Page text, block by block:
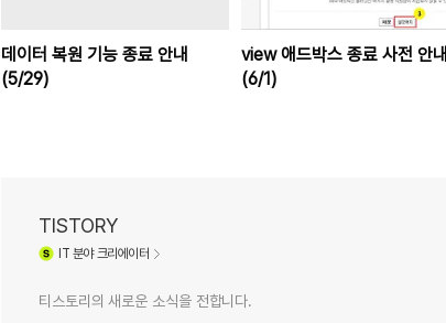
데이터 복원 기능 종료 안내
(5/29)
view 애드박스 종료 사전 안내
(6/1)
TISTORY
IT 분야 크리에이터
티스토리의 새로운 소식을 전합니다.